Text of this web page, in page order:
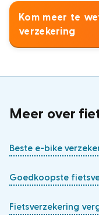
Kom meer te
verzekering
Meer over
Beste e-bike
Goedkoopste
Fietsverzekering